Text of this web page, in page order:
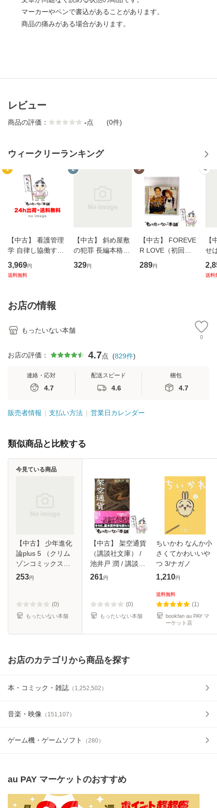
マーカーやペンで書込があることがあります。
商品の痛みがある場合があります。
レビュー
商品の評価： -点 (0件)
ウィークリーランキング
1
【中古】 看護管理
学 自律し協働する
専門職の看護マネ
ジメントスキル 改
恵 藤本幸三 / 南江
堂 [単行
3,969円
送料無料
2
【中古】 斜め屋敷
の犯罪 長編本格推
理小説 (光文社文
庫) / 島田荘司 / 光
329円
3
【中古】 FOREVE
R LOVE（初回生
産限定盤） / 清水
翔太×加藤ミリヤ /
289円
4
【
せ
タ
送料
お店の情報
もったいない本舗
0
お店の評価： 4.7点 (829件)
連絡・応対
4.7
配送スピード
4.6
梱包
4.7
販売者情報 支払い方法 営業日カレンダー
類似商品と比較する
【中古】 少年進化
論plus 5 （クリム
ゾンコミックス） /
くさなぎ 俊祈 / 集
ール便送料無料】
253円
(0)
もったいない本舗
今見ている商品
【中古】 架空通貨
（講談社文庫） /
池井戸 潤 / 講談社
[文庫]【メール便送
261円
(0)
もったいない本舗
ちいかわ なんか小
さくてかわいいや
つ 3/ナガノ
1,210円
送料無料
(1)
bookfan au PAY マ
ーケット店
お店のカテゴリから商品を探す
本・コミック・雑誌 （ 1,252,502 ）
音楽・映像 （ 151,107 ）
ゲーム機・ゲームソフト （280）
au PAY マーケットのおすすめ